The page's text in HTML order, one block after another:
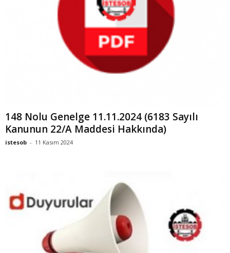
148 Nolu Genelge 11.11.2024 (6183 Sayılı
Kanunun 22/A Maddesi Hakkında)
istesob - 11 Kasım 2024